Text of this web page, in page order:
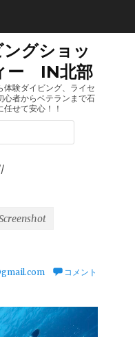
グショッ
ー IN北部
体験ダイビング、ライセ
心者からベテランまで石
せて安心！！
/
コメント